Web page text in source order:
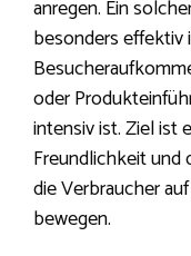
anregen. Ein
besonders
oder
intensiv ist. Ziel ist
Freundlichkeit und
die Verbraucher
bewegen.